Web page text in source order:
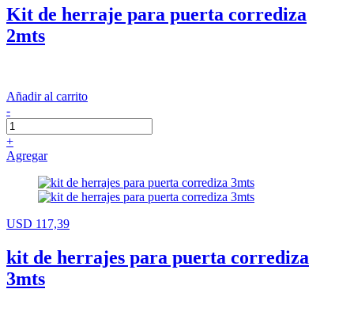
Kit de herraje para puerta corrediza
2mts
Añadir al carrito
-
+
Agregar
USD 117,39
kit de herrajes para puerta corrediza
3mts